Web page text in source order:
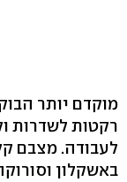
מוקדם יותר
רקטות לשדרות
לעבודה. מצבם
באשקלון